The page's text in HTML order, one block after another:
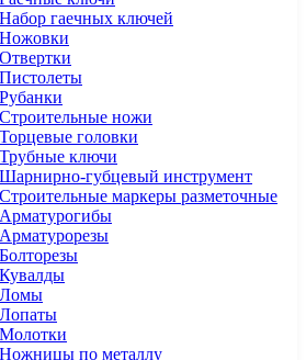
Набор гаечных ключей
Ножовки
Отвертки
Пистолеты
Рубанки
Строительные ножи
Торцевые головки
Трубные ключи
Шарнирно-губцевый инструмент
Строительные маркеры разметочные
Арматурогибы
Арматурорезы
Болторезы
Кувалды
Ломы
Лопаты
Молотки
Ножницы по металлу